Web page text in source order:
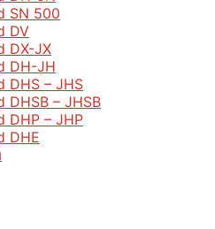
SN 500
DV
DX-JX
DH-JH
DHS – JHS
DHSB – JHSB
DHP – JHP
DHE